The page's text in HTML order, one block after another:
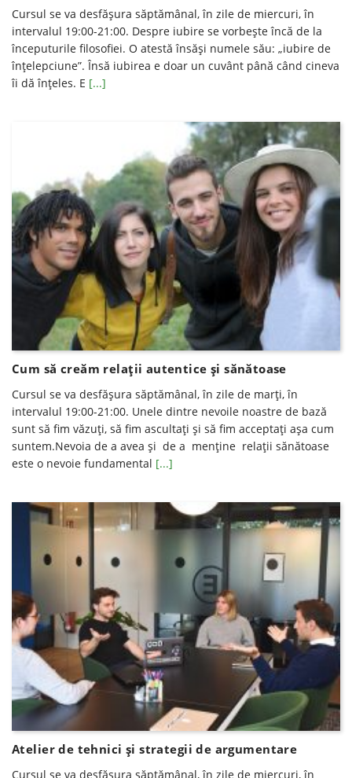
Cursul se va desfăşura săptămânal, în zile de miercuri, în
intervalul 19:00-21:00. Despre iubire se vorbește încă de la
începuturile filosofiei. O atestă însăși numele său: „iubire de
înțelepciune”. Însă iubirea e doar un cuvânt până când cineva
îi dă înțeles. E [...]
Cum să creăm relaţii autentice şi sănătoase
Cursul se va desfăşura săptămânal, în zile de marţi, în
intervalul 19:00-21:00. Unele dintre nevoile noastre de bază
sunt să fim văzuți, să fim ascultați și să fim acceptați așa cum
suntem.Nevoia de a avea și de a menține relații sănătoase
este o nevoie fundamental [...]
Atelier de tehnici şi strategii de argumentare
Cursul se va desfăşura săptămânal, în zile de miercuri, în